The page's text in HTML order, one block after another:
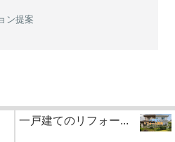
ン提案
一戸建てのリフォー...